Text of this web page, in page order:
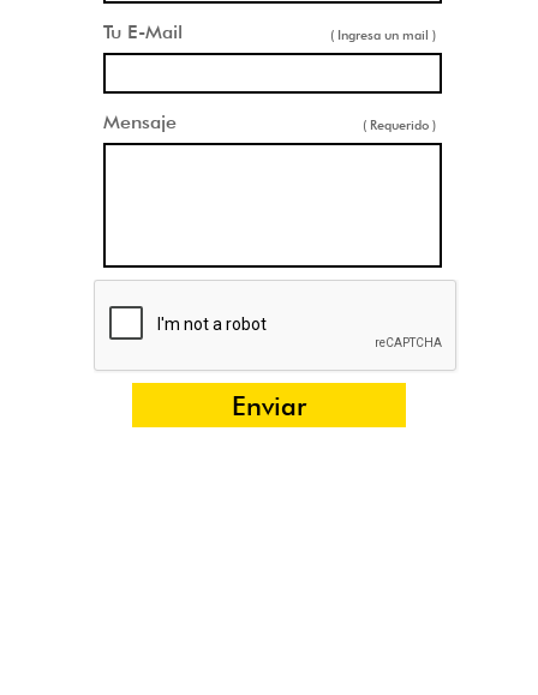
Tu E-Mail ( Ingresa un mail )
Mensaje ( Requerido )